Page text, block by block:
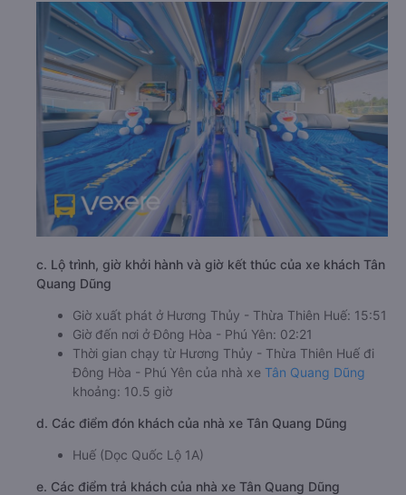
c. Lộ trình, giờ khởi hành và giờ kết thúc của xe khách Tân
Quang Dũng
Giờ xuất phát ở Hương Thủy - Thừa Thiên Huế: 15:51
Giờ đến nơi ở Đông Hòa - Phú Yên: 02:21
Thời gian chạy từ Hương Thủy - Thừa Thiên Huế đi
Đông Hòa - Phú Yên của nhà xe Tân Quang Dũng
khoảng: 10.5 giờ
d. Các điểm đón khách của nhà xe Tân Quang Dũng
Huế (Dọc Quốc Lộ 1A)
e. Các điểm trả khách của nhà xe Tân Quang Dũng